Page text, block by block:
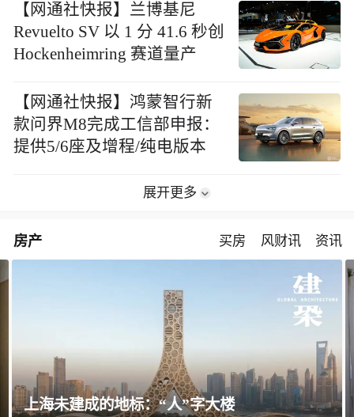
【网通社快报】兰博基尼
Revuelto SV 以 1 分 41.6 秒创
Hockenheimring 赛道量产
【网通社快报】鸿蒙智行新
款问界M8完成工信部申报：
提供5/6座及增程/纯电版本
展开更多
房产 买房 风财讯 资讯
上海未建成的地标：“人”字大楼